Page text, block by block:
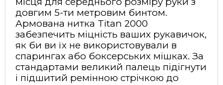
довгим 5-ти метровим бинтом.
Армована нитка Titan 2000
забезпечить міцність ваших рукавичок,
як би ви їх не використовували в
спарингах або боксерських мішках. За
стандартами великий палець підігнути
і підшитий ремінною стрічкою до